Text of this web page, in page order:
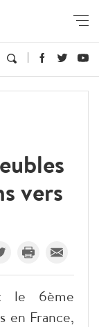
vers
le 6ème
en France,